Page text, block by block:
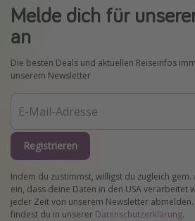
Melde dich für
an
Die besten Deals und aktuellen Reiseinfos
unserem Newsletter
Registrieren
Indem du zustimmst, willigst du zugleich gem.
ein, dass deine Daten in den USA verarbeitet
jeder Zeit von unserem Newsletter
findest du in unserer Datenschutzerklärung.